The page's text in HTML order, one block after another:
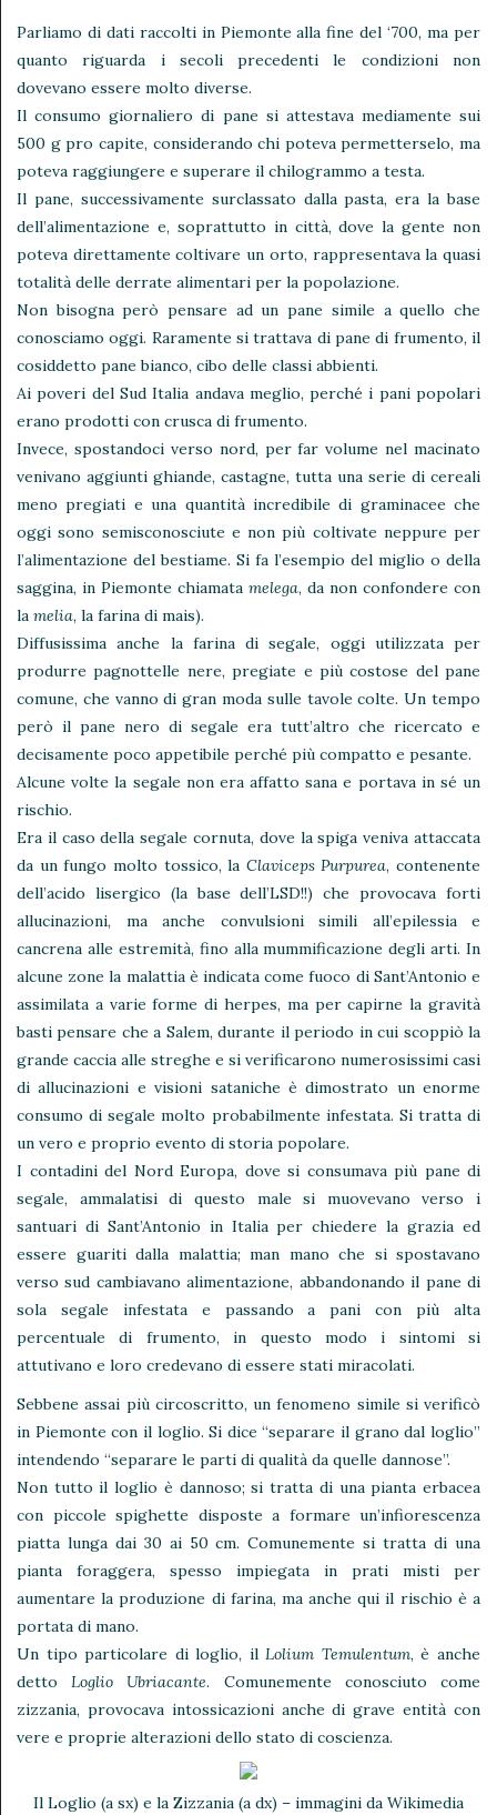
Parliamo di dati raccolti in Piemonte alla fine del ‘700, ma per
quanto riguarda i secoli precedenti le condizioni non
dovevano essere molto diverse.
Il consumo giornaliero di pane si attestava mediamente sui
500 g pro capite, considerando chi poteva permetterselo, ma
poteva raggiungere e superare il chilogrammo a testa.
Il pane, successivamente surclassato dalla pasta, era la base
dell’alimentazione e, soprattutto in città, dove la gente non
poteva direttamente coltivare un orto, rappresentava la quasi
totalità delle derrate alimentari per la popolazione.
Non bisogna però pensare ad un pane simile a quello che
conosciamo oggi. Raramente si trattava di pane di frumento, il
cosiddetto pane bianco, cibo delle classi abbienti.
Ai poveri del Sud Italia andava meglio, perché i pani popolari
erano prodotti con crusca di frumento.
Invece, spostandoci verso nord, per far volume nel macinato
venivano aggiunti ghiande, castagne, tutta una serie di cereali
meno pregiati e una quantità incredibile di graminacee che
oggi sono semisconosciute e non più coltivate neppure per
l’alimentazione del bestiame. Si fa l’esempio del miglio o della
saggina, in Piemonte chiamata melega, da non confondere con
la melia, la farina di mais).
Diffusissima anche la farina di segale, oggi utilizzata per
produrre pagnottelle nere, pregiate e più costose del pane
comune, che vanno di gran moda sulle tavole colte. Un tempo
però il pane nero di segale era tutt’altro che ricercato e
decisamente poco appetibile perché più compatto e pesante.
Alcune volte la segale non era affatto sana e portava in sé un
rischio.
Era il caso della segale cornuta, dove la spiga veniva attaccata
da un fungo molto tossico, la Claviceps Purpurea, contenente
dell’acido lisergico (la base dell’LSD!!) che provocava forti
allucinazioni, ma anche convulsioni simili all’epilessia e
cancrena alle estremità, fino alla mummificazione degli arti. In
alcune zone la malattia è indicata come fuoco di Sant’Antonio e
assimilata a varie forme di herpes, ma per capirne la gravità
basti pensare che a Salem, durante il periodo in cui scoppiò la
grande caccia alle streghe e si verificarono numerosissimi casi
di allucinazioni e visioni sataniche è dimostrato un enorme
consumo di segale molto probabilmente infestata. Si tratta di
un vero e proprio evento di storia popolare.
I contadini del Nord Europa, dove si consumava più pane di
segale, ammalatisi di questo male si muovevano verso i
santuari di Sant’Antonio in Italia per chiedere la grazia ed
essere guariti dalla malattia; man mano che si spostavano
verso sud cambiavano alimentazione, abbandonando il pane di
sola segale infestata e passando a pani con più alta
percentuale di frumento, in questo modo i sintomi si
attutivano e loro credevano di essere stati miracolati.
Sebbene assai più circoscritto, un fenomeno simile si verificò
in Piemonte con il loglio. Si dice “separare il grano dal loglio”
intendendo “separare le parti di qualità da quelle dannose”.
Non tutto il loglio è dannoso; si tratta di una pianta erbacea
con piccole spighette disposte a formare un’infiorescenza
piatta lunga dai 30 ai 50 cm. Comunemente si tratta di una
pianta foraggera, spesso impiegata in prati misti per
aumentare la produzione di farina, ma anche qui il rischio è a
portata di mano.
Un tipo particolare di loglio, ilLolium Temulentum, è anche
dettoLoglio Ubriacante. Comunemente conosciuto come
zizzania, provocava intossicazioni anche di grave entità con
vere e proprie alterazioni dello stato di coscienza.
Il Loglio (a sx) e la Zizzania (a dx) – immagini da Wikimedia